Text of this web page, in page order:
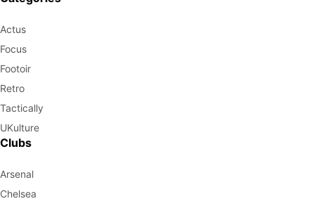
Actus
Focus
Footoir
Retro
Tactically
UKulture
Clubs
Arsenal
Chelsea